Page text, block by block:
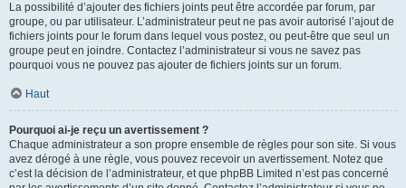
La possibilité d’ajouter des fichiers joints peut être accordée par forum, par
groupe, ou par utilisateur. L’administrateur peut ne pas avoir autorisé l’ajout de
fichiers joints pour le forum dans lequel vous postez, ou peut-être que seul un
groupe peut en joindre. Contactez l’administrateur si vous ne savez pas
pourquoi vous ne pouvez pas ajouter de fichiers joints sur un forum.
Haut
Pourquoi ai-je reçu un avertissement ?
Chaque administrateur a son propre ensemble de règles pour son site. Si vous
avez dérogé à une règle, vous pouvez recevoir un avertissement. Notez que
c’est la décision de l’administrateur, et que phpBB Limited n’est pas concerné